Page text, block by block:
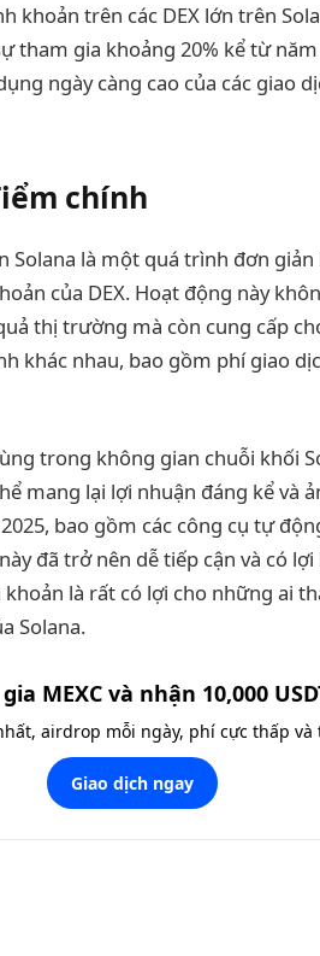
khoản trên các DEX lớn trên
tham gia khoảng 20% kể từ
ngày càng cao của các giao
chính
là một quá trình đơn giản
của DEX. Hoạt động này
thị trường mà còn cung cấp
khác nhau, bao gồm phí giao
trong không gian chuỗi khối
mang lại lợi nhuận đáng kể và
bao gồm các công cụ tự
đã trở nên dễ tiếp cận và có lợi
là rất có lợi cho những ai
Solana.
MEXC và nhận 10,000
airdrop mỗi ngày, phí cực thấp
Giao dịch ngay